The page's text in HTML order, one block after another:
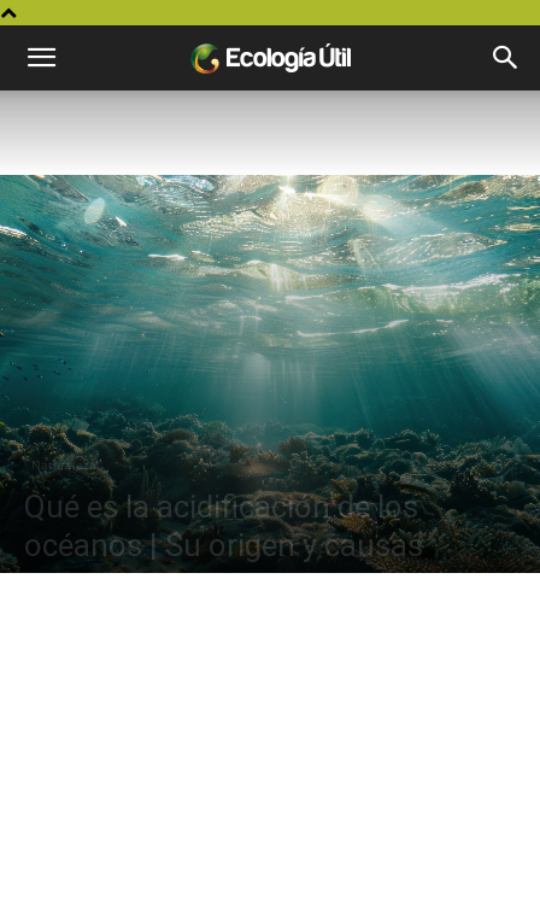
Naturaleza
Qué es la acidificación de los
océanos | Su origen y causas